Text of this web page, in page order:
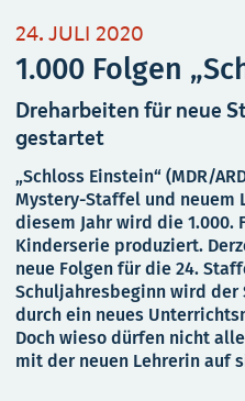
24. JULI 2020
1.000 Folgen
Dreharbeiten für neue
gestartet
„Schloss Einstein“ (MDR/
Mystery-Staffel und neuem
diesem Jahr wird die 1.000.
Kinderserie produziert.
neue Folgen für die 24.
Schuljahresbeginn wird
durch ein neues
Doch wieso dürfen nicht
mit der neuen Lehrerin auf